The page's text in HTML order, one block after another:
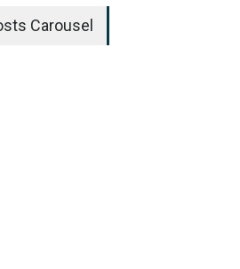
Carousel